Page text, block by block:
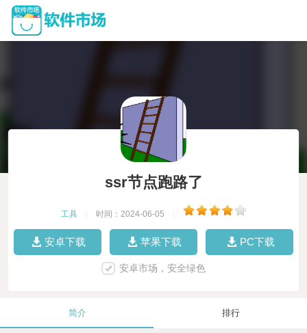
ssr节点跑路了
工具 时间：2024-06-05
安卓下载 苹果下载 PC下载
安卓市场，安全绿色
简介 排行